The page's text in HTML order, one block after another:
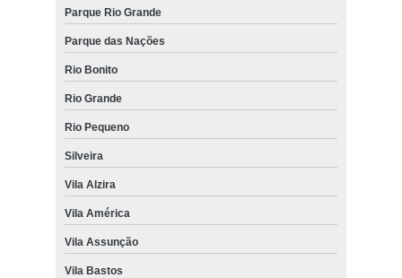
Parque Rio Grande
Parque das Nações
Rio Bonito
Rio Grande
Rio Pequeno
Silveira
Vila Alzira
Vila América
Vila Assunção
Vila Bastos